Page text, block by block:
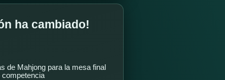
ha cambiado!
de Mahjong para la mesa final
competencia